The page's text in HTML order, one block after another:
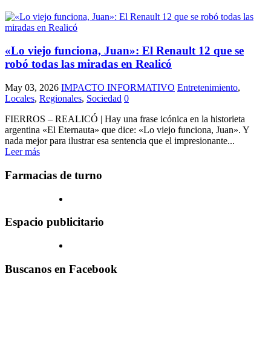
«Lo viejo funciona, Juan»: El Renault 12 que se
robó todas las miradas en Realicó
May 03, 2026 IMPACTO INFORMATIVO Entretenimiento,
Locales, Regionales, Sociedad 0
FIERROS – REALICÓ | Hay una frase icónica en la historieta
argentina «El Eternauta» que dice: «Lo viejo funciona, Juan». Y
nada mejor para ilustrar esa sentencia que el impresionante...
Leer más
Farmacias de turno
Espacio publicitario
Buscanos en Facebook